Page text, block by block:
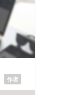
作者